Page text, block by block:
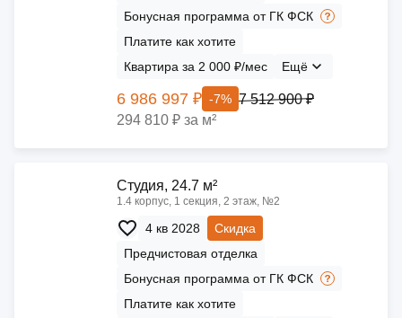
Бонусная программа от ГК ФСК
Платите как хотите
Квартира за 2 000 ₽/мес
Ещё
6 986 997 ₽ -7% 7 512 900 ₽
294 810 ₽ за м²
Cтудия, 24.7 м²
1.4 корпус, 1 секция, 2 этаж, №2
4 кв 2028
Скидка
Предчистовая отделка
Бонусная программа от ГК ФСК
Платите как хотите